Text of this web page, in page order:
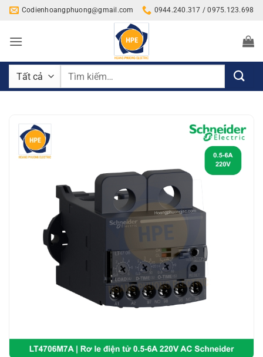
Bỏ
nội
Codienhoangphuong@gmail.com 0944.240.317 / 0975.123.698
Tìm